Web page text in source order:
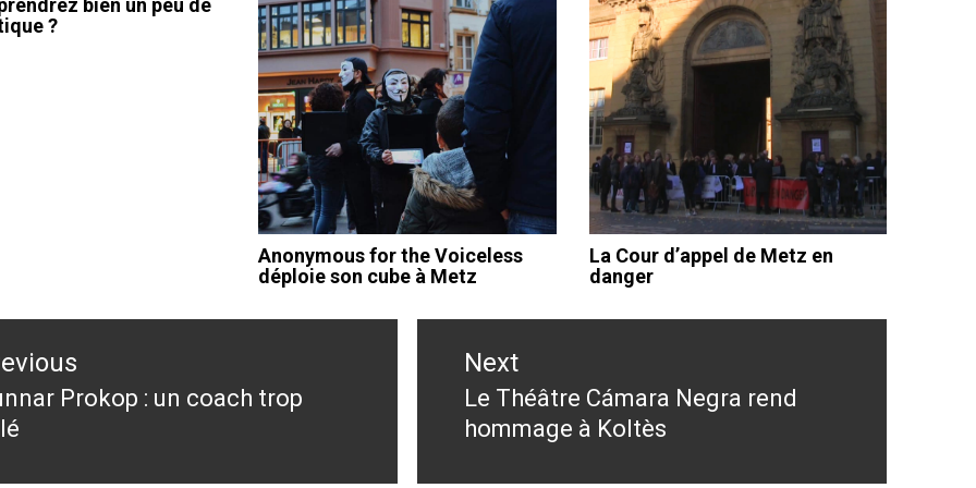
?
Anonymous for the Voiceless
déploie son cube à Metz
La Cour d’appel de Metz en
danger
Prokop : un coach trop
Next
Next
post:
Le Théâtre Cámara Negra rend
hommage à Koltès